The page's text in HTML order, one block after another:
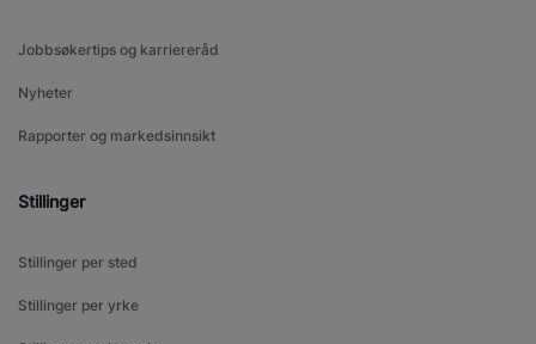
Jobbsøkertips og karriereråd
Nyheter
Rapporter og markedsinnsikt
Stillinger
Stillinger per sted
Stillinger per yrke